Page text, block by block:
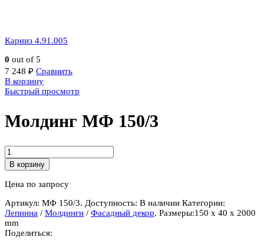
Карниз 4.91.005
0 out of 5
7 248 ₽ Сравнить
В корзину
Быстрый просмотр
Молдинг МФ 150/3
Количество
Молдинг
МФ
150/3
В корзину
Цена по запросу
Артикул: МФ 150/3. Доступность: В наличии Категории:
Лепнина / Молдинги / Фасадный декор. Размеры:150 x 40 x 2000
mm
Поделиться: